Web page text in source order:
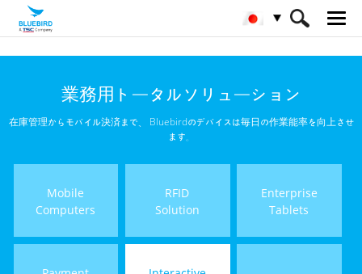
Customer Concierge
業務用トータルソリューション
在庫管理からモバイル決済まで、 Bluebirdのデバイスは毎日の作業能率を向上させ
ます。
Mobile
Computers
RFID
Solution
Enterprise
Tablets